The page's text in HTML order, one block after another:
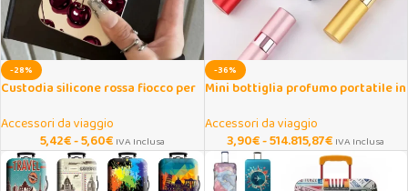
-28%
Custodia silicone rossa fiocco per
Accessori da viaggio
5,42€-5,60€ IVA Inclusa
-36%
Mini bottiglia profumo portatile in
Accessori da viaggio
3,90€-514.815,87€ IVA Inclusa